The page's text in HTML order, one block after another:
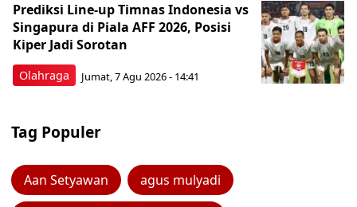
Olahraga
Prediksi Line-up Timnas Indonesia vs
Singapura di Piala AFF 2026, Posisi
Kiper Jadi Sorotan
Jumat, 7 Agu 2026 - 14:41
Tag Populer
Aan Setyawan agus mulyadi